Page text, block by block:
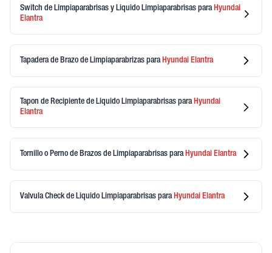
Switch de Limpiaparabrisas y Liquido Limpiaparabrisas paraHyundai
Elantra
Tapadera de Brazo de Limpiaparabrizas para Hyundai Elantra
Tapon de Recipiente de Liquido Limpiaparabrisas paraHyundai
Elantra
Tornillo o Perno de Brazos de Limpiaparabrisas para Hyundai Elantra
Valvula Check de Liquido Limpiaparabrisas para Hyundai Elantra